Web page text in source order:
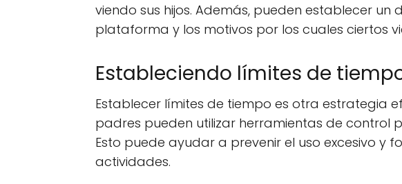
viendo sus hijos. Además, pueden establecer
plataforma y los motivos por los cuales ciertos
Estableciendo límites de
Establecer límites de tiempo es otra estrategia
padres pueden utilizar herramientas de control
Esto puede ayudar a prevenir el uso excesivo
actividades.